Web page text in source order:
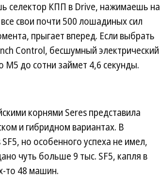
селектор КПП в Drive, нажимаешь на
свои почти 500 лошадиных сил
прыгает вперед. Если выбрать
Control, бесшумный электрический
M5 до сотни займет 4,6 секунды.
корнями Seres представила
и гибридном вариантах. В
но особенного успеха не имел,
чуть больше 9 тыс. SF5, капля в
то 48 машин.